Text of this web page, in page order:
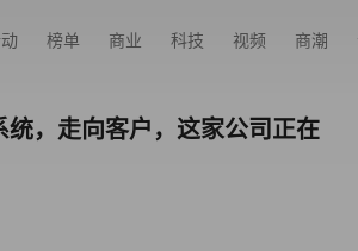
榜单 商业 科技 视频 商潮
统，走向客户，这家公司正在